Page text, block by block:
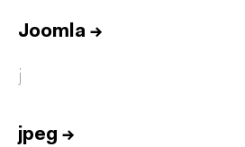
Joomla →
j
jpeg →